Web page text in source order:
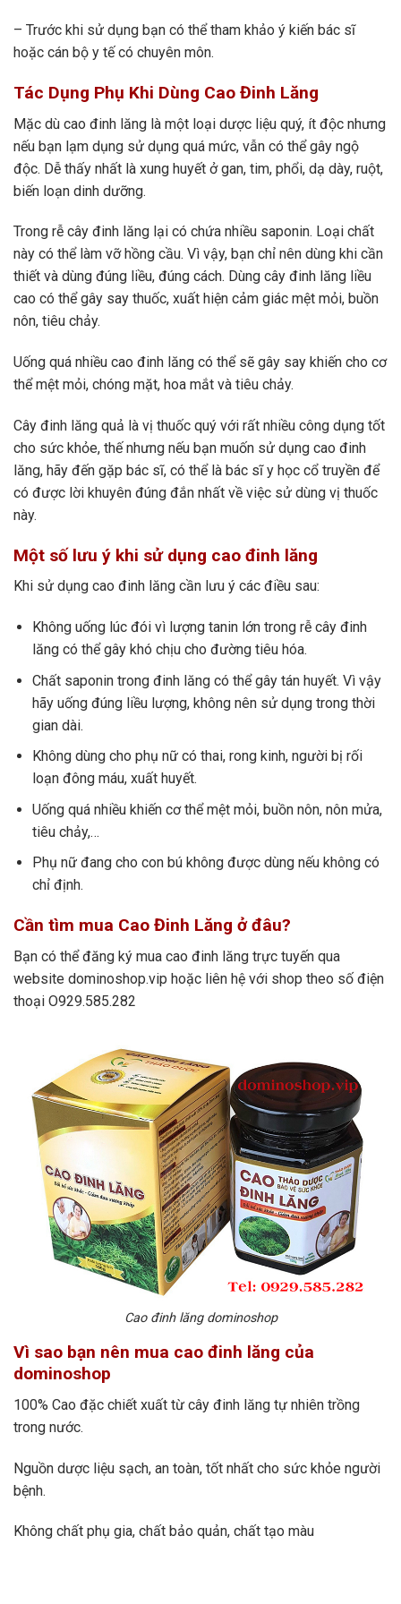
– Trước khi sử dụng bạn có thể tham khảo ý kiến bác sĩ
hoặc cán bộ y tế có chuyên môn.
Tác Dụng Phụ Khi Dùng Cao Đinh Lăng
Mặc dù cao đinh lăng là một loại dược liệu quý, ít độc nhưng
nếu bạn lạm dụng sử dụng quá mức, vẫn có thể gây ngộ
độc. Dễ thấy nhất là xung huyết ở gan, tim, phổi, dạ dày, ruột,
biến loạn dinh dưỡng.
Trong rễ cây đinh lăng lại có chứa nhiều saponin. Loại chất
này có thể làm vỡ hồng cầu. Vì vậy, bạn chỉ nên dùng khi cần
thiết và dùng đúng liều, đúng cách. Dùng cây đinh lăng liều
cao có thể gây say thuốc, xuất hiện cảm giác mệt mỏi, buồn
nôn, tiêu chảy.
Uống quá nhiều cao đinh lăng có thể sẽ gây say khiến cho cơ
thể mệt mỏi, chóng mặt, hoa mắt và tiêu chảy.
Cây đinh lăng quả là vị thuốc quý với rất nhiều công dụng tốt
cho sức khỏe, thế nhưng nếu bạn muốn sử dụng cao đinh
lăng, hãy đến gặp bác sĩ, có thể là bác sĩ y học cổ truyền để
có được lời khuyên đúng đắn nhất về việc sử dùng vị thuốc
này.
Một số lưu ý khi sử dụng cao đinh lăng
Khi sử dụng cao đinh lăng cần lưu ý các điều sau:
Không uống lúc đói vì lượng tanin lớn trong rễ cây đinh
lăng có thể gây khó chịu cho đường tiêu hóa.
Chất saponin trong đinh lăng có thể gây tán huyết. Vì vậy
hãy uống đúng liều lượng, không nên sử dụng trong thời
gian dài.
Không dùng cho phụ nữ có thai, rong kinh, người bị rối
loạn đông máu, xuất huyết.
Uống quá nhiều khiến cơ thể mệt mỏi, buồn nôn, nôn mửa,
tiêu chảy,…
Phụ nữ đang cho con bú không được dùng nếu không có
chỉ định.
Cần tìm mua Cao Đinh Lăng ở đâu?
Bạn có thể đăng ký mua cao đinh lăng trực tuyến qua
website dominoshop.vip hoặc liên hệ với shop theo số điện
thoại O929.585.282
Cao đinh lăng dominoshop
Vì sao bạn nên mua cao đinh lăng của
dominoshop
100% Cao đặc chiết xuất từ cây đinh lăng tự nhiên trồng
trong nước.
Nguồn dược liệu sạch, an toàn, tốt nhất cho sức khỏe người
bệnh.
Không chất phụ gia, chất bảo quản, chất tạo màu